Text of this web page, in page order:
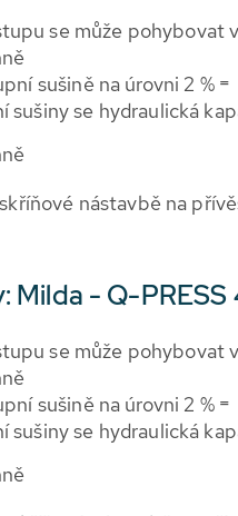
se může pohybovat
sušině na úrovni 2 %
se hydraulická
nástavbě na
Milda - Q-PRESS
se může pohybovat
sušině na úrovni 2 %
se hydraulická